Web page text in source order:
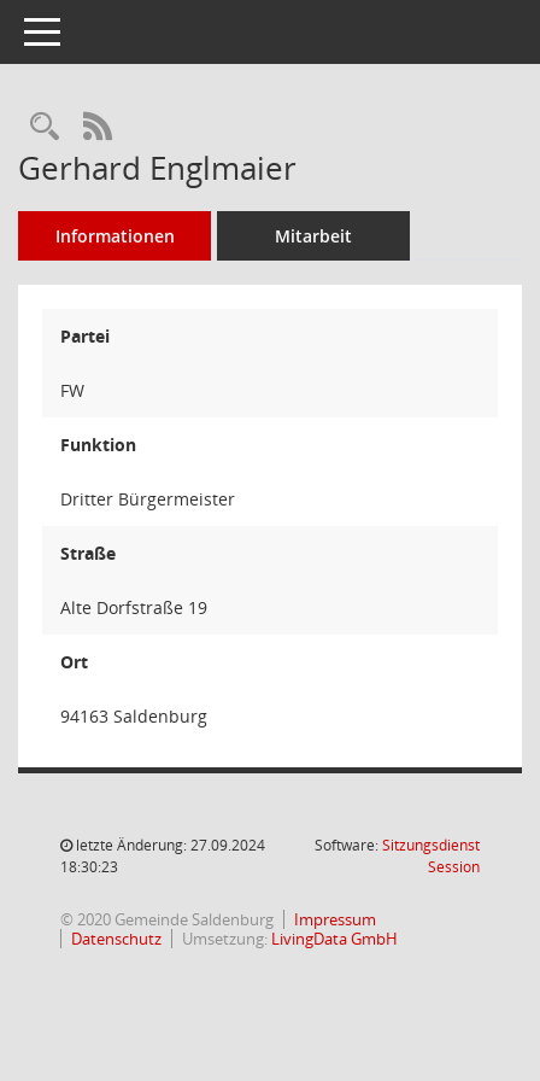
Toggle navigation
Rechercheauswahl
RSS-Feed
Gerhard Englmaier
Informationen Mitarbeit
Partei
FW
Funktion
Dritter Bürgermeister
Straße
Alte Dorfstraße 19
Ort
94163 Saldenburg
letzte Änderung: 27.09.2024
18:30:23
Software:Sitzungsdienst
Session(Wird in
© 2020 Gemeinde Saldenburg
Impressum
Datenschutz
Umsetzung: LivingData GmbH